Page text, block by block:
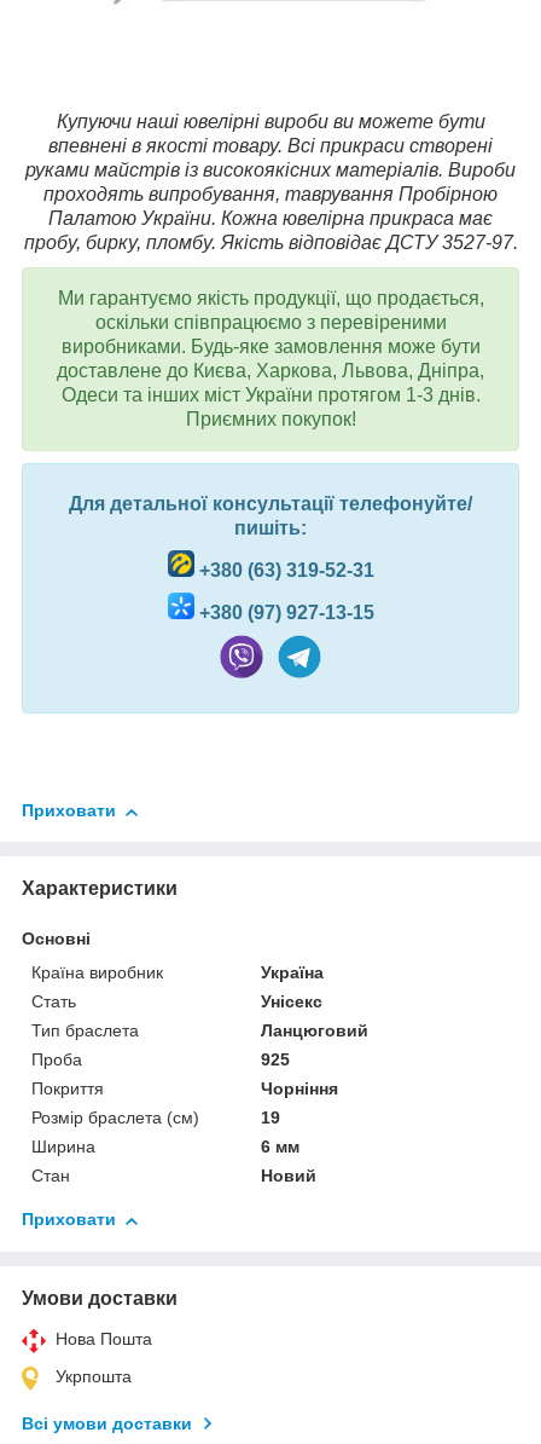
Купуючи наші ювелірні вироби ви можете бути
впевнені в якості товару. Всі прикраси створені
руками майстрів із високоякісних матеріалів. Вироби
проходять випробування, таврування Пробірною
Палатою України. Кожна ювелірна прикраса має
пробу, бирку, пломбу. Якість відповідає ДСТУ 3527-97.
Ми гарантуємо якість продукції, що продається,
оскільки співпрацюємо з перевіреними
виробниками. Будь-яке замовлення може бути
доставлене до Києва, Харкова, Львова, Дніпра,
Одеси та інших міст України протягом 1-3 днів.
Приємних покупок!
Для детальної консультації телефонуйте/
пишіть:
+380 (63) 319-52-31
+380 (97) 927-13-15
Приховати
Характеристики
Основні
Країна виробник
Україна
Стать
Унісекс
Тип браслета
Ланцюговий
Проба
925
Покриття
Чорніння
Розмір браслета (см)
19
Ширина
6 мм
Стан
Новий
Приховати
Умови доставки
Нова Пошта
Укрпошта
Всі умови доставки